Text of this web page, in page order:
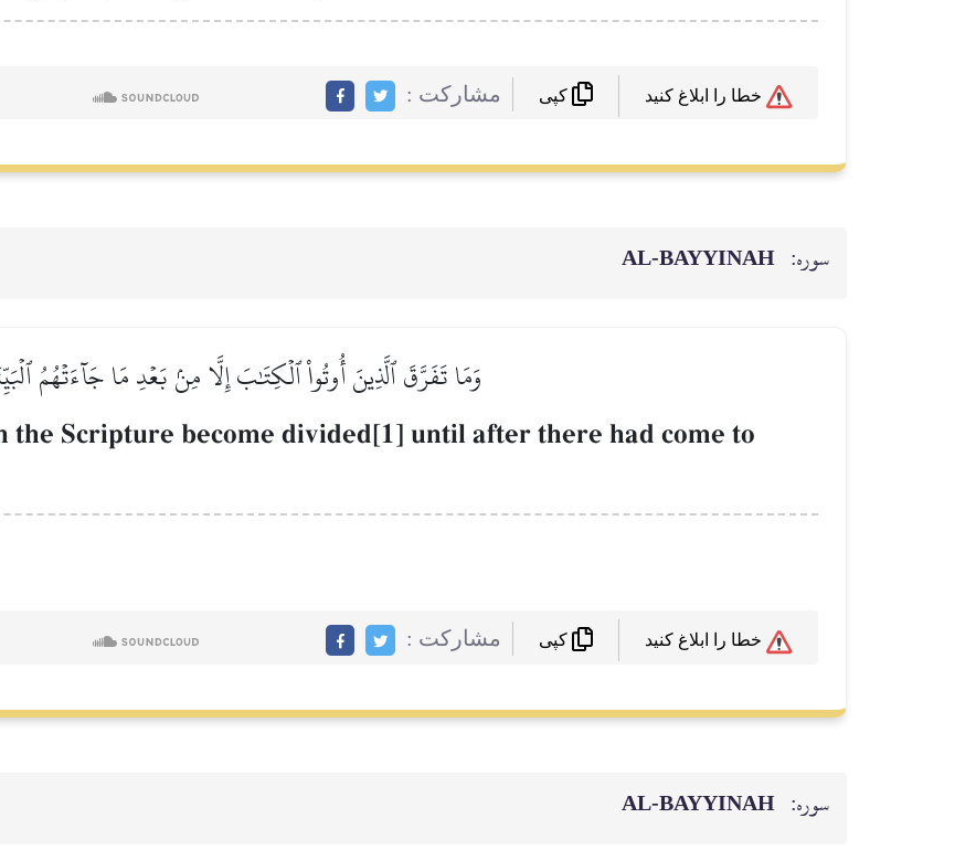
مشاركت :
سوره: AL‑BAYYINAH
وَمَا تَفَرَّقَ ٱلَّذِينَ أُوتُواْ ٱلۡكِتَٰبَ إِلَّا مِنۢ بَعۡدِ مَا جَآءَتۡهُمُ
the Scripture become divided[1] until after there had come to
مشاركت :
سوره: AL‑BAYYINAH